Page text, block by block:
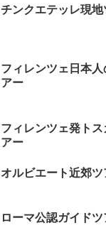
チンクエテッレ現地
フィレンツェ日本
アー
フィレンツェ発ト
アー
オルビエート近郊ツ
ローマ公認ガイドツ